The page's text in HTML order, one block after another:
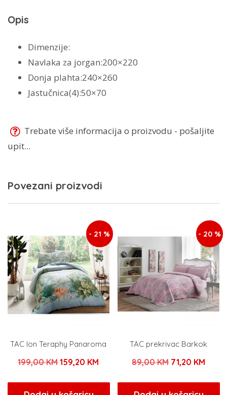
Opis
Dimenzije:
Navlaka za jorgan:200×220
Donja plahta:240×260
Jastučnica(4):50×70
Trebate više informacija o proizvodu - pošaljite
upit...
Povezani proizvodi
- 21 %
TAC Ion Teraphy Panaroma
199,00KMIzvorna
bila
159,20 KM Trenutna
- 20 %
TAC prekrivac Barkok
89,00KM Izvorna
bila
71,20 KM